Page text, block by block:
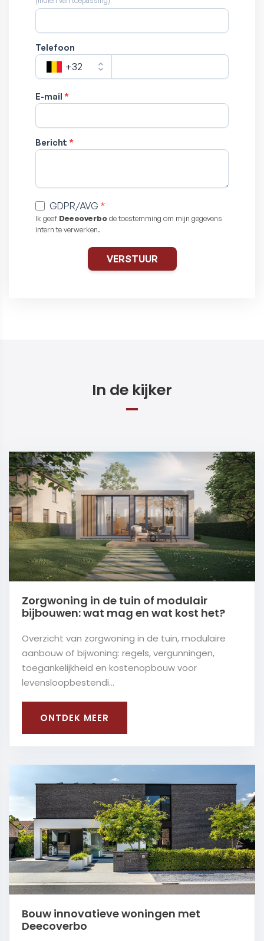
In de kijker
Zorgwoning in de tuin of modulair
bijbouwen: wat mag en wat kost het?
Overzicht van zorgwoning in de tuin, modulaire
aanbouw of bijwoning: regels, vergunningen,
toegankelijkheid en kostenopbouw voor
levensloopbestendi...
ONTDEK MEER
Bouw innovatieve woningen met
Deecoverbo